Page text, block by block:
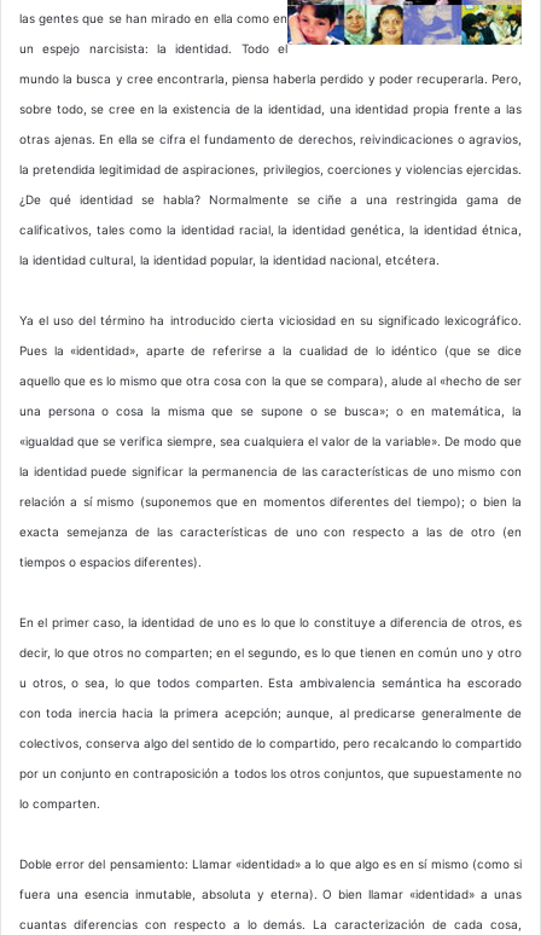
las gentes que se han mirado en ella como en
un espejo narcisista: la identidad. Todo el
mundo la busca y cree encontrarla, piensa haberla perdido y poder recuperarla. Pero,
sobre todo, se cree en la existencia de la identidad, una identidad propia frente a las
otras ajenas. En ella se cifra el fundamento de derechos, reivindicaciones o agravios,
la pretendida legitimidad de aspiraciones, privilegios, coerciones y violencias ejercidas.
¿De qué identidad se habla? Normalmente se ciñe a una restringida gama de
calificativos, tales como la identidad racial, la identidad genética, la identidad étnica,
la identidad cultural, la identidad popular, la identidad nacional, etcétera.
Ya el uso del término ha introducido cierta viciosidad en su significado lexicográfico.
Pues la «identidad», aparte de referirse a la cualidad de lo idéntico (que se dice
aquello que es lo mismo que otra cosa con la que se compara), alude al «hecho de ser
una persona o cosa la misma que se supone o se busca»; o en matemática, la
«igualdad que se verifica siempre, sea cualquiera el valor de la variable». De modo que
la identidad puede significar la permanencia de las características de uno mismo con
relación a sí mismo (suponemos que en momentos diferentes del tiempo); o bien la
exacta semejanza de las características de uno con respecto a las de otro (en
tiempos o espacios diferentes).
En el primer caso, la identidad de uno es lo que lo constituye a diferencia de otros, es
decir, lo que otros no comparten; en el segundo, es lo que tienen en común uno y otro
u otros, o sea, lo que todos comparten. Esta ambivalencia semántica ha escorado
con toda inercia hacia la primera acepción; aunque, al predicarse generalmente de
colectivos, conserva algo del sentido de lo compartido, pero recalcando lo compartido
por un conjunto en contraposición a todos los otros conjuntos, que supuestamente no
lo comparten.
Doble error del pensamiento: Llamar «identidad» a lo que algo es en sí mismo (como si
fuera una esencia inmutable, absoluta y eterna). O bien llamar «identidad» a unas
cuantas diferencias con respecto a lo demás. La caracterización de cada cosa,